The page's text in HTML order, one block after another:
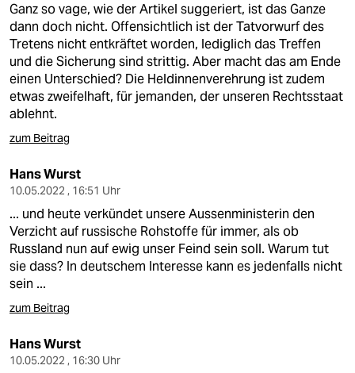
Ganz so vage, wie der Artikel suggeriert, ist das Ganze
dann doch nicht. Offensichtlich ist der Tatvorwurf des
Tretens nicht entkräftet worden, lediglich das Treffen
und die Sicherung sind strittig. Aber macht das am Ende
einen Unterschied? Die Heldinnenverehrung ist zudem
etwas zweifelhaft, für jemanden, der unseren Rechtsstaat
ablehnt.
zum Beitrag
Hans Wurst
10.05.2022 , 16:51 Uhr
... und heute verkündet unsere Aussenministerin den
Verzicht auf russische Rohstoffe für immer, als ob
Russland nun auf ewig unser Feind sein soll. Warum tut
sie dass? In deutschem Interesse kann es jedenfalls nicht
sein ...
zum Beitrag
Hans Wurst
10.05.2022 , 16:30 Uhr